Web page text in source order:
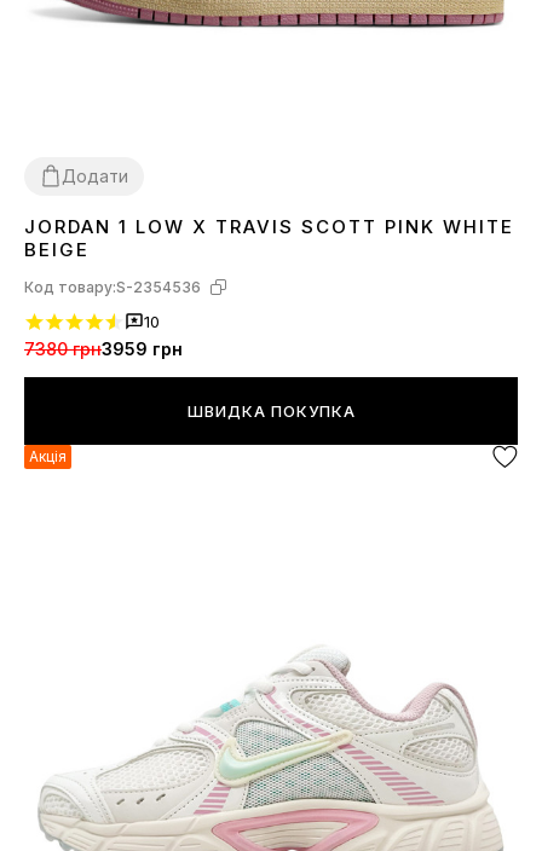
Додати
36373839 4041
JORDAN 1 LOW X TRAVIS SCOTT PINK WHITE
BEIGE
Код товару:S-2354536
10
7380 грн3959 грн
ШВИДКА ПОКУПКА
Акція